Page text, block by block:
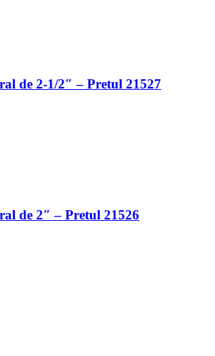
de 2-1/2″ – Pretul 21527
de 2″ – Pretul 21526